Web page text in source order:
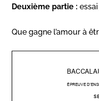
Deuxième partie :
Que gagne l’amour à